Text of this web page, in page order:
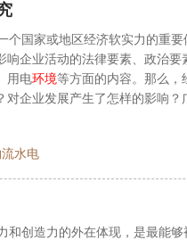
个国家或地区经济软实力的重
响企业活动的法律要素、政治
用电环境等方面的内容。那么，
对企业发展产生了怎样的影响？
水电
和创造力的外在体现，是最能